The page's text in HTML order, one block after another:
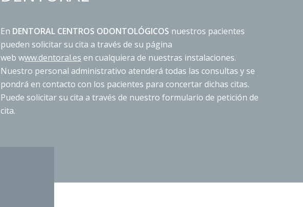
En DENTORAL CENTROS ODONTOLÓGICOS nuestros pacientes
pueden solicitar su cita a través de su página
web www.dentoral.es en cualquiera de nuestras instalaciones.
Nuestro personal administrativo atenderá todas las consultas y se
pondrá en contacto con los pacientes para concertar dichas citas.
Puede solicitar su cita a través de nuestro formulario de petición de
cita.